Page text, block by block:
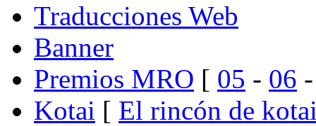
Traducciones Web
Banner
Premios MRO [ 05 - 06
Kotai [ El rincón de